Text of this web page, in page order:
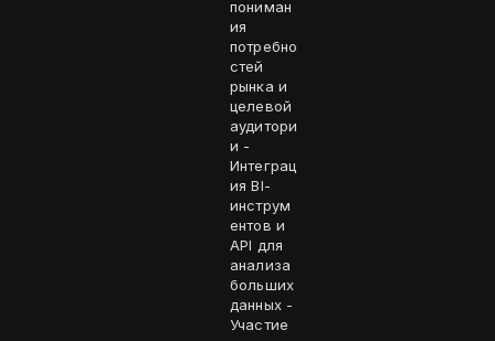
пониман
ия
потребно
стей
рынка и
целевой
аудитори
и -
Интеграц
ия BI-
инструм
ентов и
API для
анализа
больших
данных -
Участие